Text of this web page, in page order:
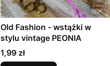
Old Fashion - wstążki w
stylu vintage PEONIA
Cena
1,99 zł